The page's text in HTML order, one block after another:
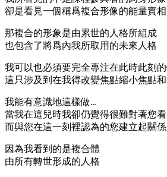
卻是看見一個稱爲複合形像的能量實相
那複合的形象是由累世的人格所組成
也包含了將爲內我所取用的未來人格
我可以也必須要完全專注在此時此刻
這只涉及到在我得改變焦點縮小焦點
我能有意識地這樣做…
當我在這兒時我卻仍覺得很難對著您看
而與您在這一刻裡認為的您建立起關係
因為我看到的是複合體
由所有轉世形成的人格